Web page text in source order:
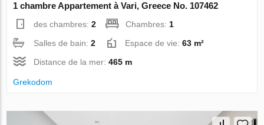
1 chambre Appartement à Vari, Greece No. 107462
des chambres:2 Chambres:1
Salles de bain:2 Espace de vie:63 m²
Distance de la mer:465 m
Grekodom